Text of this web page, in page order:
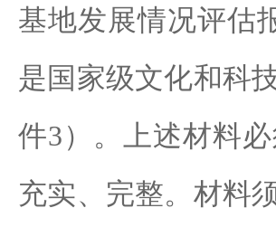
基地发展情况评估
是国家级文化和科
件3）。上述材料
充实、完整。材料